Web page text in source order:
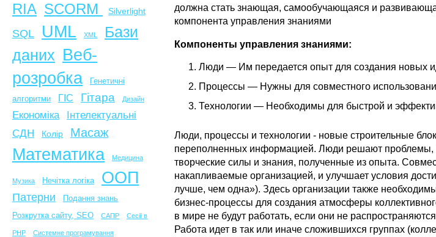
RIA SCORM Silverlight
SQL UML XML
Бази
даних Веб-
розробка
Генетичні
алгоритми
ГІС Гітара Дизайн
Економіка
Інтелектуальні
СДН
Колір Масаж
Математика Медицина
Музика Нечітка логіка ООП
Патерни
Подання знань
Розкрутка сайту, SEO
САПР Сесії в
PHP Системне програмування
должна стать знающая, самообучающаяся и
компонента управления знаниями
Компоненты управления знаниями:
Люди — Им передается опыт для создания новых
Процессы — Нужны для совместного
Технологии — Необходимы для быстрой и
Люди, процессы и технологии - новые строительные
переполненных информацией. Люди решают проблемы,
творческие силы и знания, полученные из опыта.
накапливаемые организацией, и улучшает условия
лучше, чем одна»). Здесь организации также
бизнес-процессы для создания атмосферы
в мире не будут работать, если они не
Работа идет в так или иначе сложившихся группах